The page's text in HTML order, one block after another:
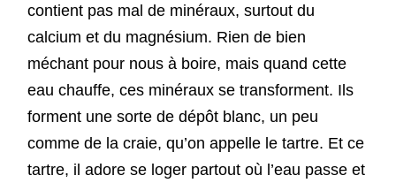
contient pas mal de minéraux, surtout du
calcium et du magnésium. Rien de bien
méchant pour nous à boire, mais quand cette
eau chauffe, ces minéraux se transforment. Ils
forment une sorte de dépôt blanc, un peu
comme de la craie, qu’on appelle le tartre. Et ce
tartre, il adore se loger partout où l’eau passe et